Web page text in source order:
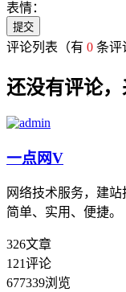
表情：
评论列表 （有 0 条评
还没有评论
一点网V
网络技术服务，建
简单、实用、便捷。
326文章
121评论
677339浏览